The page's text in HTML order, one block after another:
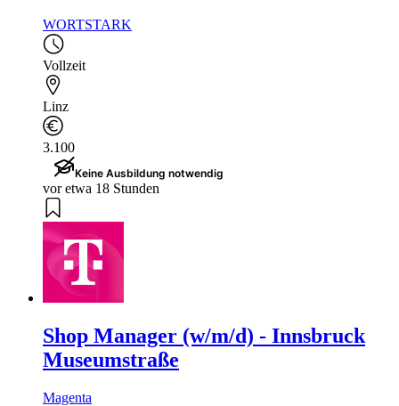
WORTSTARK
Vollzeit
Linz
3.100
Keine Ausbildung notwendig
vor etwa 18 Stunden
Shop Manager (w/m/d) - Innsbruck
Museumstraße
Magenta